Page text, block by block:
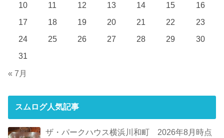
10
11 12 13 14 15
16
17
18 19 20 21 22
23
24
25 26 27 28 29
30
31
« 7月
スムログ人気記事
ザ・パークハウス横浜川和町 2026年8月時点